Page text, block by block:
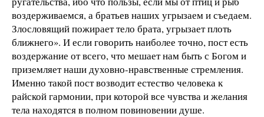
воздерживаемся, а братьев наших угрызаем и съедаем.
Злословящий пожирает тело брата, угрызает плоть
ближнего». И если говорить наиболее точно, пост есть
воздержание от всего, что мешает нам быть с Богом и
приземляет наши духовно-нравственные стремления.
Именно такой пост возводит естество человека к
райской гармонии, при которой все чувства и желания
тела находятся в полном повиновении душе.